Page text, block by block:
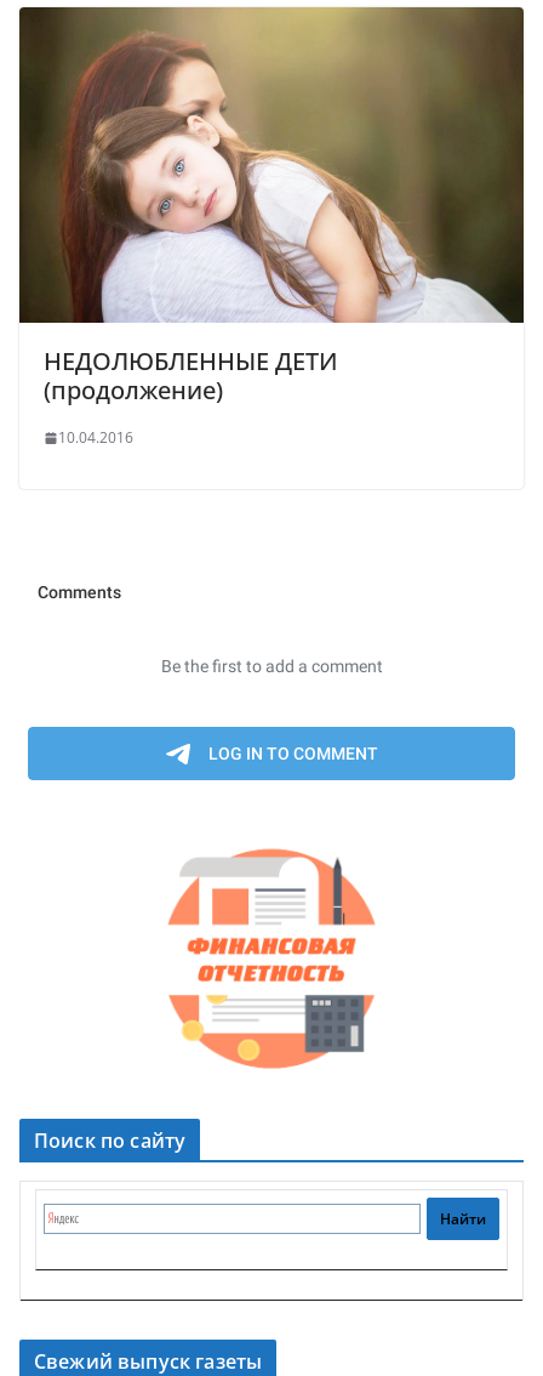
НЕДОЛЮБЛЕННЫЕ ДЕТИ
(продолжение)
10.04.2016
Поиск по сайту
Свежий выпуск газеты